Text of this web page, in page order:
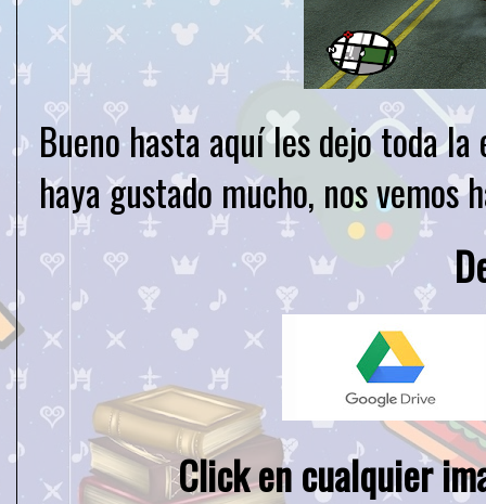
Bueno hasta aquí les dejo toda
haya gustado mucho, nos vemos
Click en cualquier